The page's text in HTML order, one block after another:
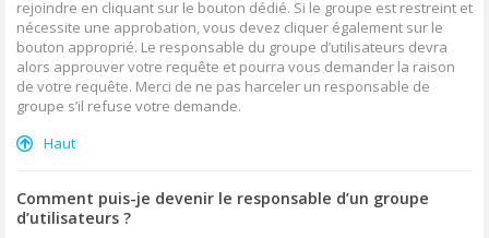
rejoindre en cliquant sur le bouton dédié. Si le groupe est restreint et
nécessite une approbation, vous devez cliquer également sur le
bouton approprié. Le responsable du groupe d’utilisateurs devra
alors approuver votre requête et pourra vous demander la raison
de votre requête. Merci de ne pas harceler un responsable de
groupe s’il refuse votre demande.
Haut
Comment puis-je devenir le responsable d’un groupe
d’utilisateurs ?